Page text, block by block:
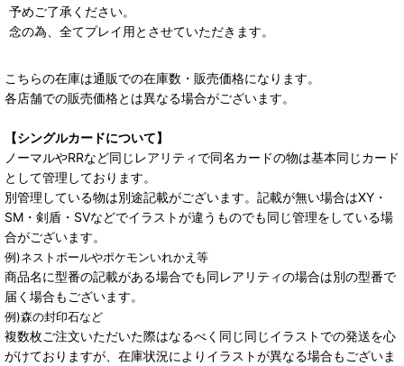
予めご了承ください。
念の為、全てプレイ用とさせていただきます。
こちらの在庫は通販での在庫数・販売価格になります。
各店舗での販売価格とは異なる場合がございます。
【シングルカードについて】
ノーマルやRRなど同じレアリティで同名カードの物は基本同じカード
として管理しております。
別管理している物は別途記載がございます。記載が無い場合はXY・
SM・剣盾・SVなどでイラストが違うものでも同じ管理をしている場
合がございます。
例)ネストボールやポケモンいれかえ等
商品名に型番の記載がある場合でも同レアリティの場合は別の型番で
届く場合もございます。
例)森の封印石など
複数枚ご注文いただいた際はなるべく同じ同じイラストでの発送を心
がけておりますが、在庫状況によりイラストが異なる場合もございま